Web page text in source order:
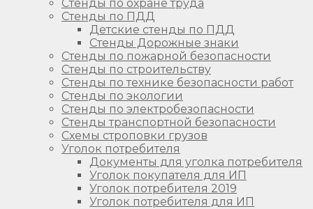
Стенды по охране труда
Стенды по ПДД
Детские стенды по ПДД
Стенды Дорожные знаки
Стенды по пожарной безопасности
Стенды по строительству
Стенды по технике безопасности работ
Стенды по экологии
Стенды по электробезопасности
Стенды транспортной безопасности
Схемы строповки грузов
Уголок потребителя
Документы для уголка потребителя
Уголок покупателя для ИП
Уголок потребителя 2019
Уголок потребителя для ИП